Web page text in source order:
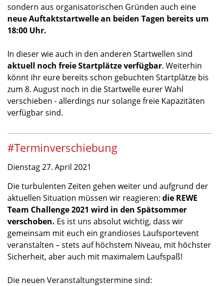
sondern aus organisatorischen Gründen auch eine
neue Auftaktstartwelle an beiden Tagen bereits um
18:00 Uhr.
In dieser wie auch in den anderen Startwellen sind
aktuell noch freie Startplätze verfügbar. Weiterhin
könnt ihr eure bereits schon gebuchten Startplätze bis
zum 8. August noch in die Startwelle eurer Wahl
verschieben - allerdings nur solange freie Kapazitäten
verfügbar sind.
#Terminverschiebung
Dienstag 27. April 2021
Die turbulenten Zeiten gehen weiter und aufgrund der
aktuellen Situation müssen wir reagieren: die REWE
Team Challenge 2021 wird in den Spätsommer
verschoben. Es ist uns absolut wichtig, dass wir
gemeinsam mit euch ein grandioses Laufsportevent
veranstalten – stets auf höchstem Niveau, mit höchster
Sicherheit, aber auch mit maximalem Laufspaß!
Die neuen Veranstaltungstermine sind: